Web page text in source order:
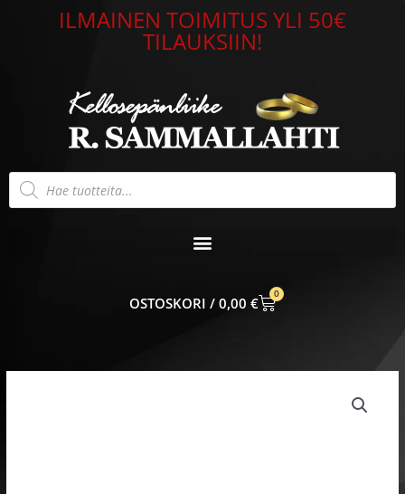
ILMAINEN TOIMITUS YLI 50€
TILAUKSIIN!
Products
search
0,00 €
0
CART